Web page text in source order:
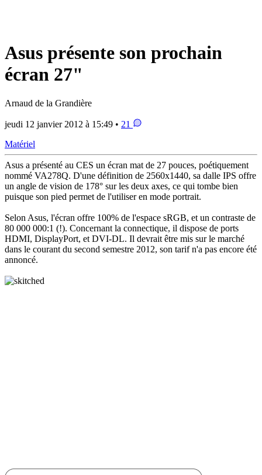
Asus présente son prochain
écran 27"
Arnaud de la Grandière
jeudi 12 janvier 2012 à 15:49 • 21
Matériel
Asus a présenté au CES un écran mat de 27 pouces, poétiquement
nommé VA278Q. D'une définition de 2560x1440, sa dalle IPS offre
un angle de vision de 178° sur les deux axes, ce qui tombe bien
puisque son pied permet de l'utiliser en mode portrait.
Selon Asus, l'écran offre 100% de l'espace sRGB, et un contraste de
80 000 000:1 (!). Concernant la connectique, il dispose de ports
HDMI, DisplayPort, et DVI-DL. Il devrait être mis sur le marché
dans le courant du second semestre 2012, son tarif n'a pas encore été
annoncé.